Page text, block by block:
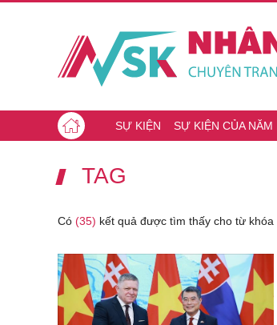
SỰ KIỆN SỰ KIỆN CỦA NĂM
TAG
Có (35) kết quả được tìm thấy cho từ khóa